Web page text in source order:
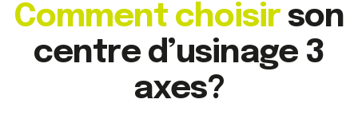
Comment choisirson
centre d’usinage 3
axes?